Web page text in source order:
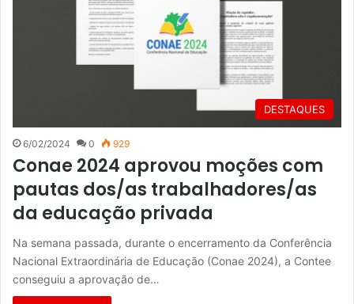
DESTAQUES
6/02/2024 0 929
Conae 2024 aprovou moções com
pautas dos/as trabalhadores/as
da educação privada
Na semana passada, durante o encerramento da Conferência
Nacional Extraordinária de Educação (Conae 2024), a Contee
conseguiu a aprovação de…